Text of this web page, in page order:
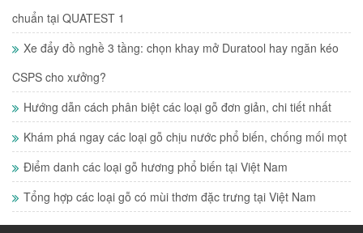
chuẩn tại QUATEST 1
Xe đẩy đồ nghề 3 tầng: chọn khay mở Duratool hay ngăn kéo
CSPS cho xưởng?
Hướng dẫn cách phân biệt các loại gỗ đơn giản, chi tiết nhất
Khám phá ngay các loại gỗ chịu nước phổ biến, chống mối mọt
Điểm danh các loại gỗ hương phổ biến tại Việt Nam
Tổng hợp các loại gỗ có mùi thơm đặc trưng tại Việt Nam